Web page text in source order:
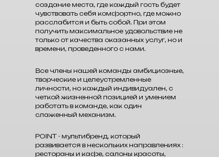
Все члены нашей команды амбициозные,
творческие и целеустремленные
личности, но каждый индивидуален, с
четкой жизненной позицией и умением
работать в команде, как один
слаженный механизм.
создание места, где каждый гость будет
чувствовать себя комфортно, где можно
расслабится и быть собой. При этом
получить максимальное удовольствие не
только от качества оказанных услуг, но и
времени, проведенного с нами.
POINT - мультибренд, который
развивается в нескольких направлениях :
рестораны и кафе, салоны красоты,